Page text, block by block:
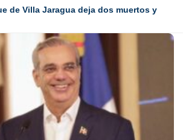
de Villa Jaragua deja dos muertos y